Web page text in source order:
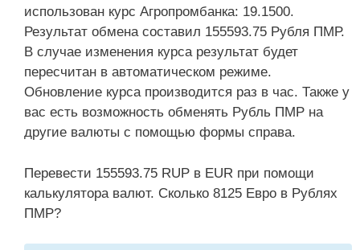
использован курс Агропромбанка: 19.1500.
Результат обмена составил 155593.75 Рубля ПМР.
В случае изменения курса результат будет
пересчитан в автоматическом режиме.
Обновление курса производится раз в час. Также у
вас есть возможность обменять Рубль ПМР на
другие валюты с помощью формы справа.
Перевести 155593.75 RUP в EUR при помощи
калькулятора валют. Сколько 8125 Евро в Рублях
ПМР?